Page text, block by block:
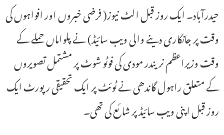
حیدرآباد۔ ایک روز قبل الٹ نیوز( فرضی خبروں اور افواہوں کی
وقت پر جانکاری دینے والی ویب سائیڈ) نے پلواماں حملے کے
وقت وزیراعظم نریندر مودی کی فوٹو شوٹ پر مشتمل تصویروں
کے متعلق راہول گاندھی نے ٹوئٹ پر ایک تحقیقی رپورٹ ایک
روز قبل اپنی ویب سائیڈ پر شائع کی تھی۔